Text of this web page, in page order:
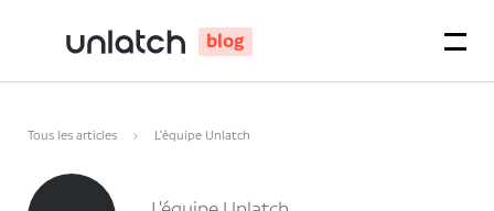
blog
Tous les articles L'équipe Unlatch